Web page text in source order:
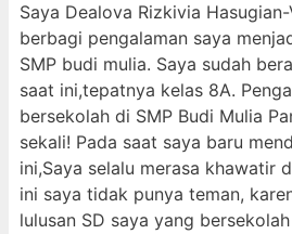
Saya Dealova Rizkivia
berbagi pengalaman saya
SMP budi mulia. Saya sudah
saat ini,tepatnya kelas 8A.
bersekolah di SMP Budi Mulia
sekali! Pada saat saya baru
ini,Saya selalu merasa khawatir
ini saya tidak punya teman,
lulusan SD saya yang